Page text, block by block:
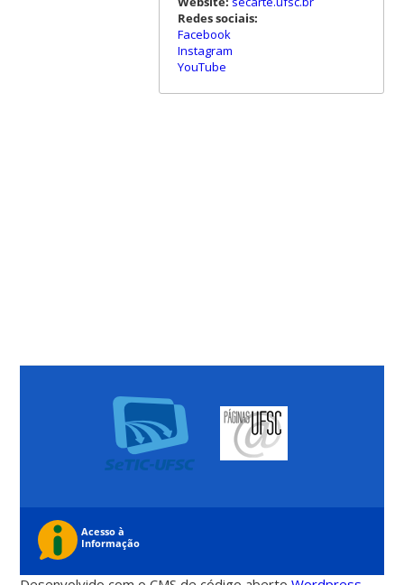
Redes sociais:
Facebook
Instagram
YouTube